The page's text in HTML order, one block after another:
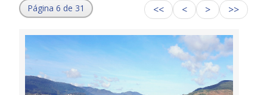
Página 6 de 31 << < > >>